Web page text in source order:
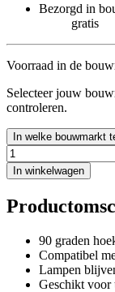
Bezorgd in
gratis
Voorraad in de
Selecteer jouw
controleren.
In welke bouwmarkt
In winkelwagen
90 graden
Compatibel
Lampen
Geschikt voor